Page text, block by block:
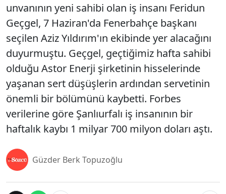
unvanının yeni sahibi olan iş insanı Feridun
Geçgel, 7 Haziran'da Fenerbahçe başkanı
seçilen Aziz Yıldırım'ın ekibinde yer alacağını
duyurmuştu. Geçgel, geçtiğimiz hafta sahibi
olduğu Astor Enerji şirketinin hisselerinde
yaşanan sert düşüşlerin ardından servetinin
önemli bir bölümünü kaybetti. Forbes
verilerine göre Şanlıurfalı iş insanının bir
haftalık kaybı 1 milyar 700 milyon doları aştı.
Güzder Berk Topuzoğlu